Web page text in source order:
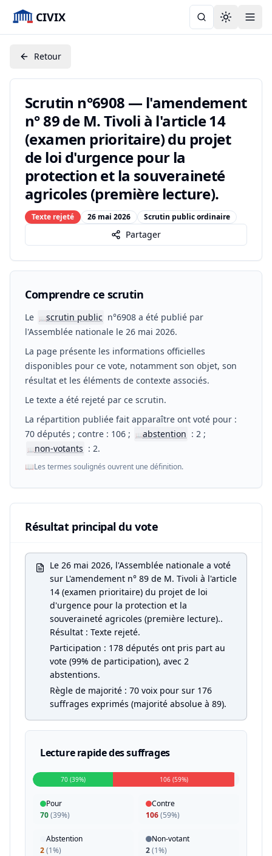
CIVIX Toggle
Retour
Scrutin n°6908 — l'amendement
n° 89 de M. Tivoli à l'article 14
(examen prioritaire) du projet
de loi d'urgence pour la
protection et la souveraineté
agricoles (première lecture).
Texte rejeté 26 mai 2026 Scrutin public ordinaire
Partager
Comprendre ce scrutin
Le 📖scrutin public n°6908 a été publié par
l'Assemblée nationale le 26 mai 2026.
La page présente les informations officielles
disponibles pour ce vote, notamment son objet, son
résultat et les éléments de contexte associés.
Le texte a été rejeté par ce scrutin.
La répartition publiée fait apparaître ont voté pour :
70 députés ; contre : 106 ;
📖abstention : 2 ;
📖non-votants : 2.
📖Les termes soulignés ouvrent une définition.
Résultat principal du vote
Le 26 mai 2026, l'Assemblée nationale a voté
sur L'amendement n° 89 de M. Tivoli à l'article
14 (examen prioritaire) du projet de loi
d'urgence pour la protection et la
souveraineté agricoles (première lecture)..
Résultat : Texte rejeté.
Participation : 178 députés ont pris part au
vote (99% de participation), avec 2
abstentions.
Règle de majorité : 70 voix pour sur 176
suffrages exprimés (majorité absolue à 89).
Lecture rapide des suffrages
70 (39%) 106 (59%)
Pour
70(39%)
Contre
106(59%)
Abstention
2(1%)
Non-votant
2(1%)